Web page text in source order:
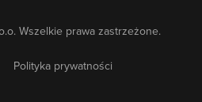
Wszelkie prawa zastrzeżone.
Polityka prywatności